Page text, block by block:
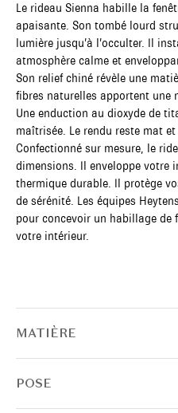
Le rideau Sienna habille la
apaisante. Son tombé lourd
lumière jusqu’à l’occulter. Il
atmosphère calme et
Son relief chiné révèle une
fibres naturelles apportent une
Une enduction au dioxyde de
maîtrisée. Le rendu reste mat
Confectionné sur mesure, le
dimensions. Il enveloppe votre
thermique durable. Il protège
de sérénité. Les équipes
pour concevoir un habillage de
votre intérieur.
MATIÈRE
POSE